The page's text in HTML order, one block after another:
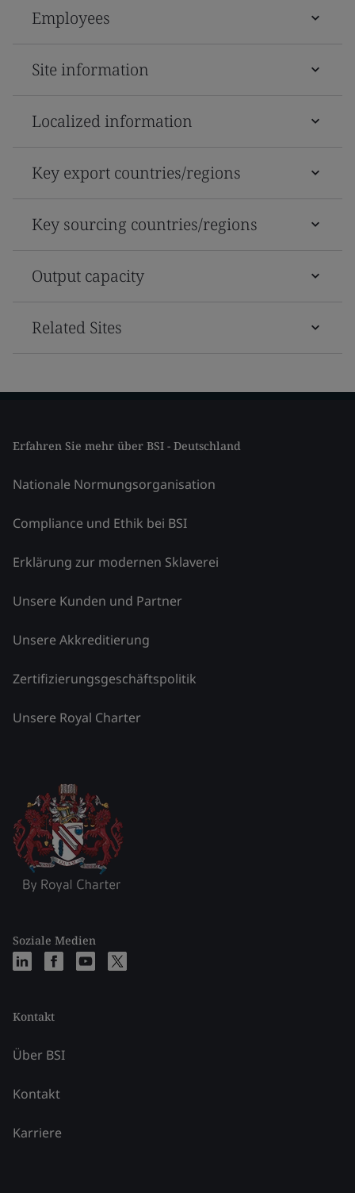
Employees
Site information
Localized information
Key export countries/regions
Key sourcing countries/regions
Output capacity
Related Sites
Erfahren Sie mehr über BSI - Deutschland
Nationale Normungsorganisation
Compliance und Ethik bei BSI
Erklärung zur modernen Sklaverei
Unsere Kunden und Partner
Unsere Akkreditierung
Zertifizierungsgeschäftspolitik
Unsere Royal Charter
Soziale Medien
Kontakt
Über BSI
Kontakt
Karriere